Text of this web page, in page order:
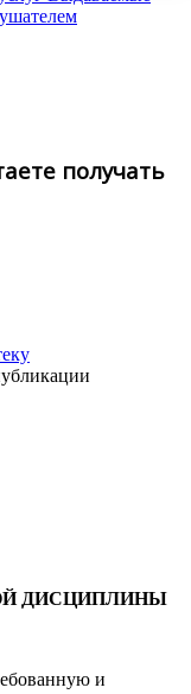
получать
ДИСЦИПЛИНЫ
и